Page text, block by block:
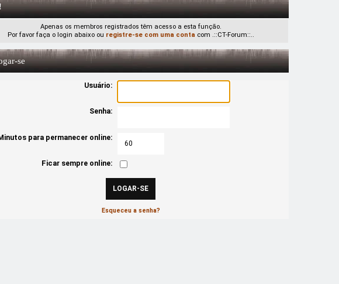
Apenas os membros registrados têm acesso a esta função.
Por favor faça o login abaixo ou registre-se com uma conta com .::CT-Forum::..
se
Usuário:
Senha:
para permanecer online:
Ficar sempre online:
Esqueceu a senha?